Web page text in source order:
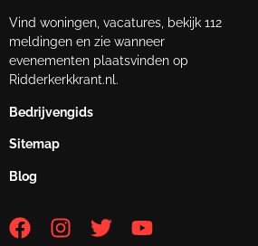
Vind woningen, vacatures, bekijk 112
meldingen en zie wanneer
evenementen plaatsvinden op
Ridderkerkkrant.nl.
Bedrijvengids
Sitemap
Blog